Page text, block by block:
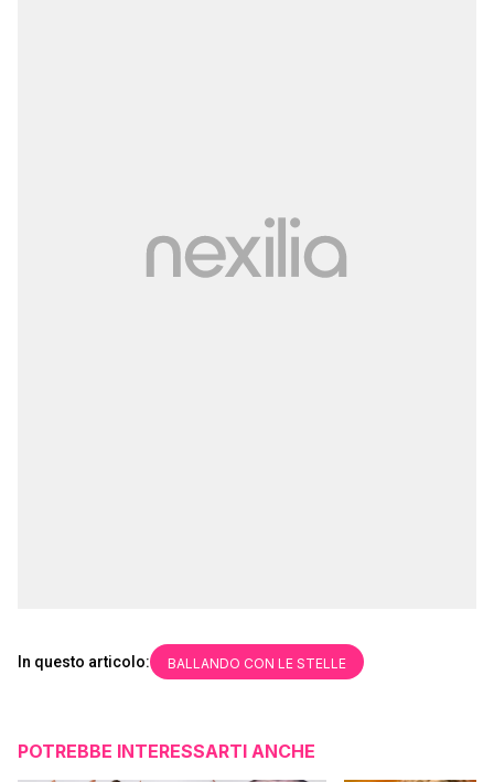
In questo articolo: BALLANDO CON LE STELLE
POTREBBE INTERESSARTI ANCHE